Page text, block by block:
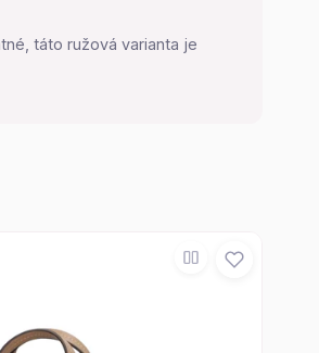
táto ružová varianta je